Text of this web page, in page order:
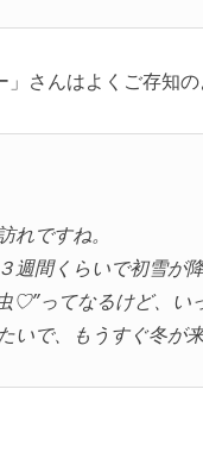
さんはよくご存知の
れですね。
週間くらいで初雪が
♡”ってなるけど、い
いで、もうすぐ冬が